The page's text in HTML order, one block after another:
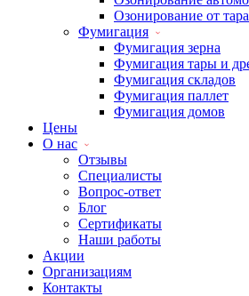
Озонирование от
Фумигация
Фумигация зерна
Фумигация тары и
Фумигация складов
Фумигация паллет
Фумигация домов
Цены
О нас
Отзывы
Специалисты
Вопрос-ответ
Блог
Сертификаты
Наши работы
Акции
Организациям
Контакты